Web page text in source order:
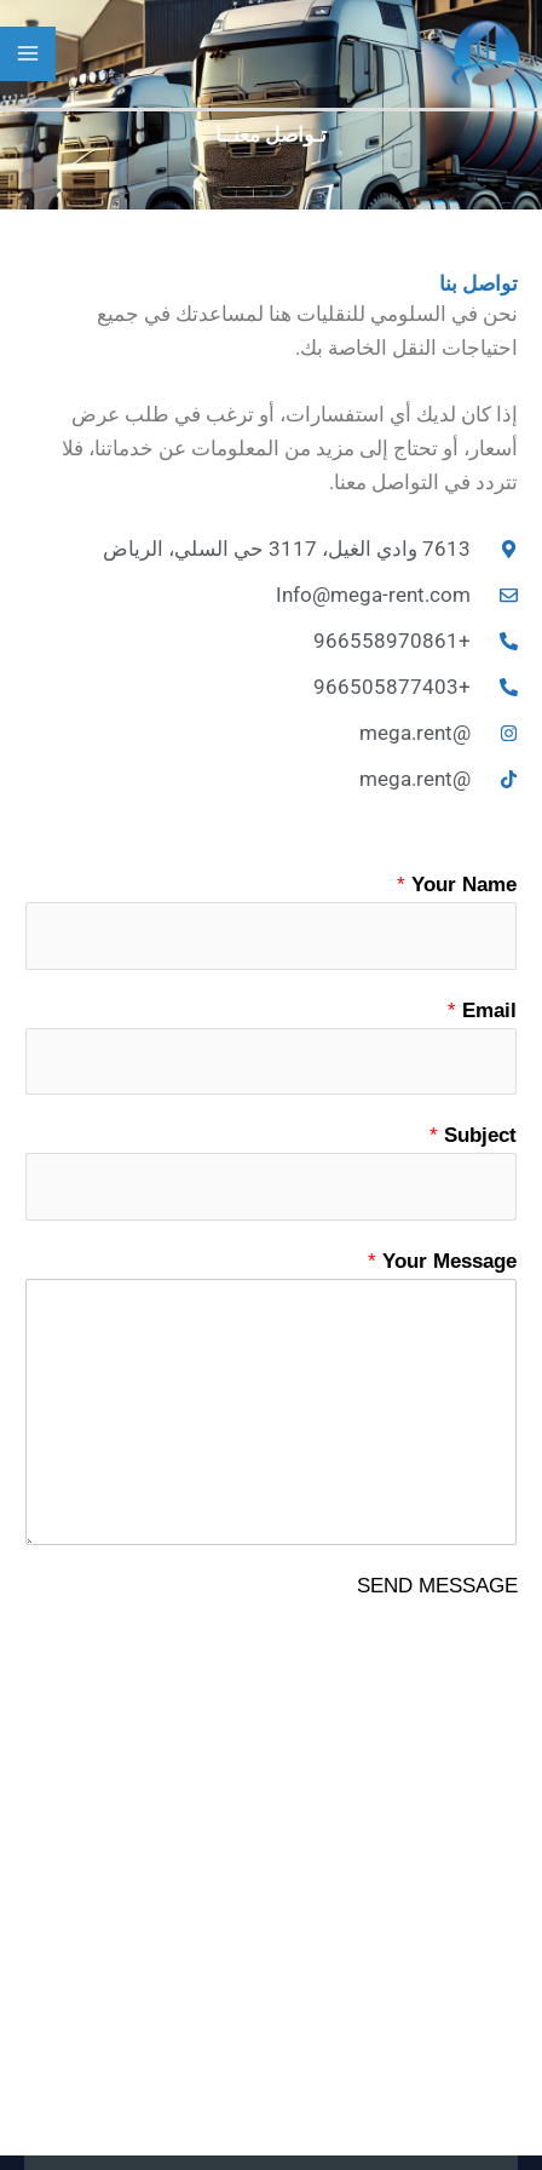
تخطي
إلى
المحتوى
تـواصل معنــا
تواصل بنا
نحن في السلومي للنقليات هنا لمساعدتك في جميع
احتياجات النقل الخاصة بك.
إذا كان لديك أي استفسارات، أو ترغب في طلب عرض
أسعار، أو تحتاج إلى مزيد من المعلومات عن خدماتنا، فلا
تتردد في التواصل معنا.
7613 وادي الغيل، 3117 حي السلي، الرياض
Info@mega-rent.com
+966558970861
+966505877403
@mega.rent
@mega.rent
Your Name
*
Email
*
Subject
*
Your Message
*
SEND MESSAGE